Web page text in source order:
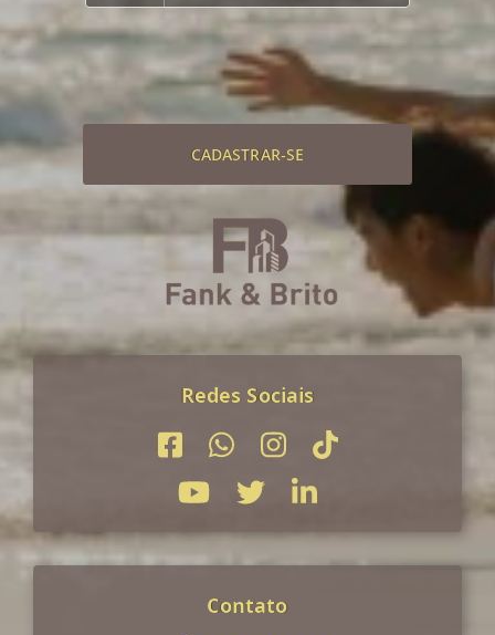
CADASTRAR-SE
Redes Sociais
Contato